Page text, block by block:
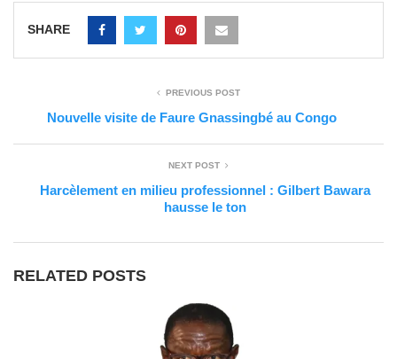
SHARE
PREVIOUS POST
Nouvelle visite de Faure Gnassingbé au Congo
NEXT POST
Harcèlement en milieu professionnel : Gilbert Bawara
hausse le ton
RELATED POSTS